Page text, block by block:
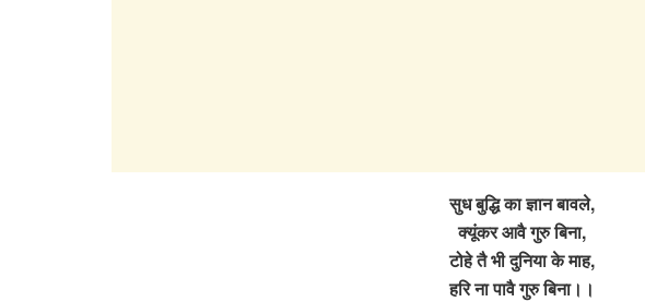
सुध बुद्धि का ज्ञान बावले,
क्यूंकर आवै गुरु बिना,
टोहे तै भी दुनिया के माह,
हरि ना पावै गुरु बिना।।